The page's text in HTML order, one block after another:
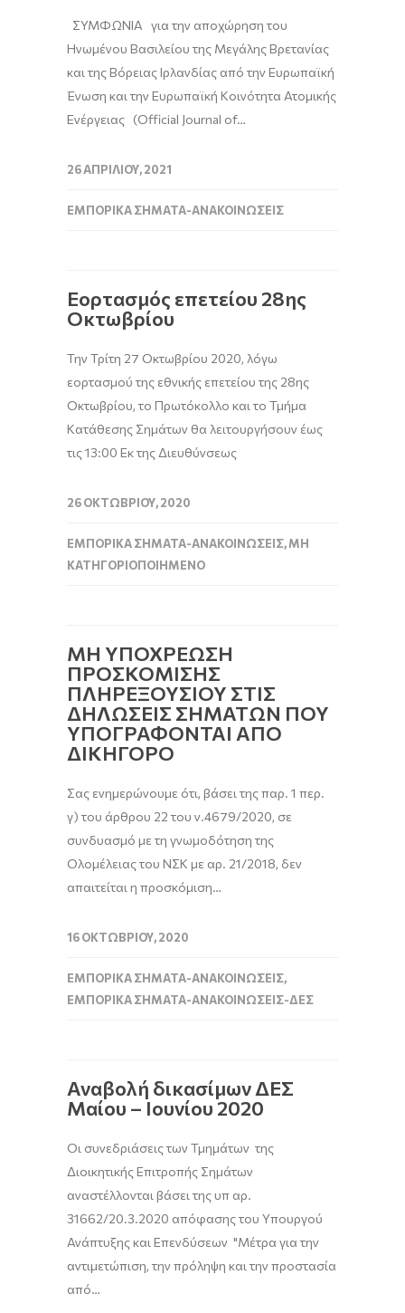
ΣΥΜΦΩΝΙΑ για την αποχώρηση του
Ηνωμένου Βασιλείου της Μεγάλης Βρετανίας
και της Βόρειας Ιρλανδίας από την Ευρωπαϊκή
Ένωση και την Ευρωπαϊκή Κοινότητα Ατομικής
Ενέργειας (Official Journal of…
26 ΑΠΡΙΛΊΟΥ, 2021
ΕΜΠΟΡΙΚΆ ΣΉΜΑΤΑ-ΑΝΑΚΟΙΝΏΣΕΙΣ
Εορτασμός επετείου 28ης
Οκτωβρίου
Την Τρίτη 27 Οκτωβρίου 2020, λόγω
εορτασμού της εθνικής επετείου της 28ης
Οκτωβρίου, το Πρωτόκολλο και το Τμήμα
Κατάθεσης Σημάτων θα λειτουργήσουν έως
τις 13:00 Εκ της Διευθύνσεως
26 ΟΚΤΩΒΡΊΟΥ, 2020
ΕΜΠΟΡΙΚΆ ΣΉΜΑΤΑ-ΑΝΑΚΟΙΝΏΣΕΙΣ,ΜΗ
ΚΑΤΗΓΟΡΙΟΠΟΙΗΜΈΝΟ
ΜΗ ΥΠΟΧΡΕΩΣΗ
ΠΡΟΣΚΟΜΙΣΗΣ
ΠΛΗΡΕΞΟΥΣΙΟΥ ΣΤΙΣ
ΔΗΛΩΣΕΙΣ ΣΗΜΑΤΩΝ ΠΟΥ
ΥΠΟΓΡΑΦΟΝΤΑΙ ΑΠΟ
ΔΙΚΗΓΟΡΟ
Σας ενημερώνουμε ότι, βάσει της παρ. 1 περ.
γ) του άρθρου 22 του ν.4679/2020, σε
συνδυασμό με τη γνωμοδότηση της
Ολομέλειας του ΝΣΚ με αρ. 21/2018, δεν
απαιτείται η προσκόμιση…
16 ΟΚΤΩΒΡΊΟΥ, 2020
ΕΜΠΟΡΙΚΆ ΣΉΜΑΤΑ-ΑΝΑΚΟΙΝΏΣΕΙΣ,
ΕΜΠΟΡΙΚΆ ΣΉΜΑΤΑ-ΑΝΑΚΟΙΝΏΣΕΙΣ-ΔΕΣ
Αναβολή δικασίμων ΔΕΣ
Μαίου – Ιουνίου 2020
Οι συνεδριάσεις των Τμημάτων της
Διοικητικής Επιτροπής Σημάτων
αναστέλλονται βάσει της υπ αρ.
31662/20.3.2020 απόφασης του Υπουργού
Ανάπτυξης και Επενδύσεων "Μέτρα για την
αντιμετώπιση, την πρόληψη και την προστασία
από…